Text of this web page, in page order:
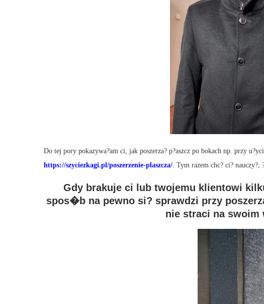
Do tej pory pokazywa?am ci, jak poszerza? p?aszcz po bokach np. przy
https://szyciezkagi.pl/poszerzenie-plaszcza/. Tym razem chc? ci? nauczy?,
Gdy brakuje ci lub twojemu klientowi
spos�b na pewno si? sprawdzi przy
nie straci na swoim